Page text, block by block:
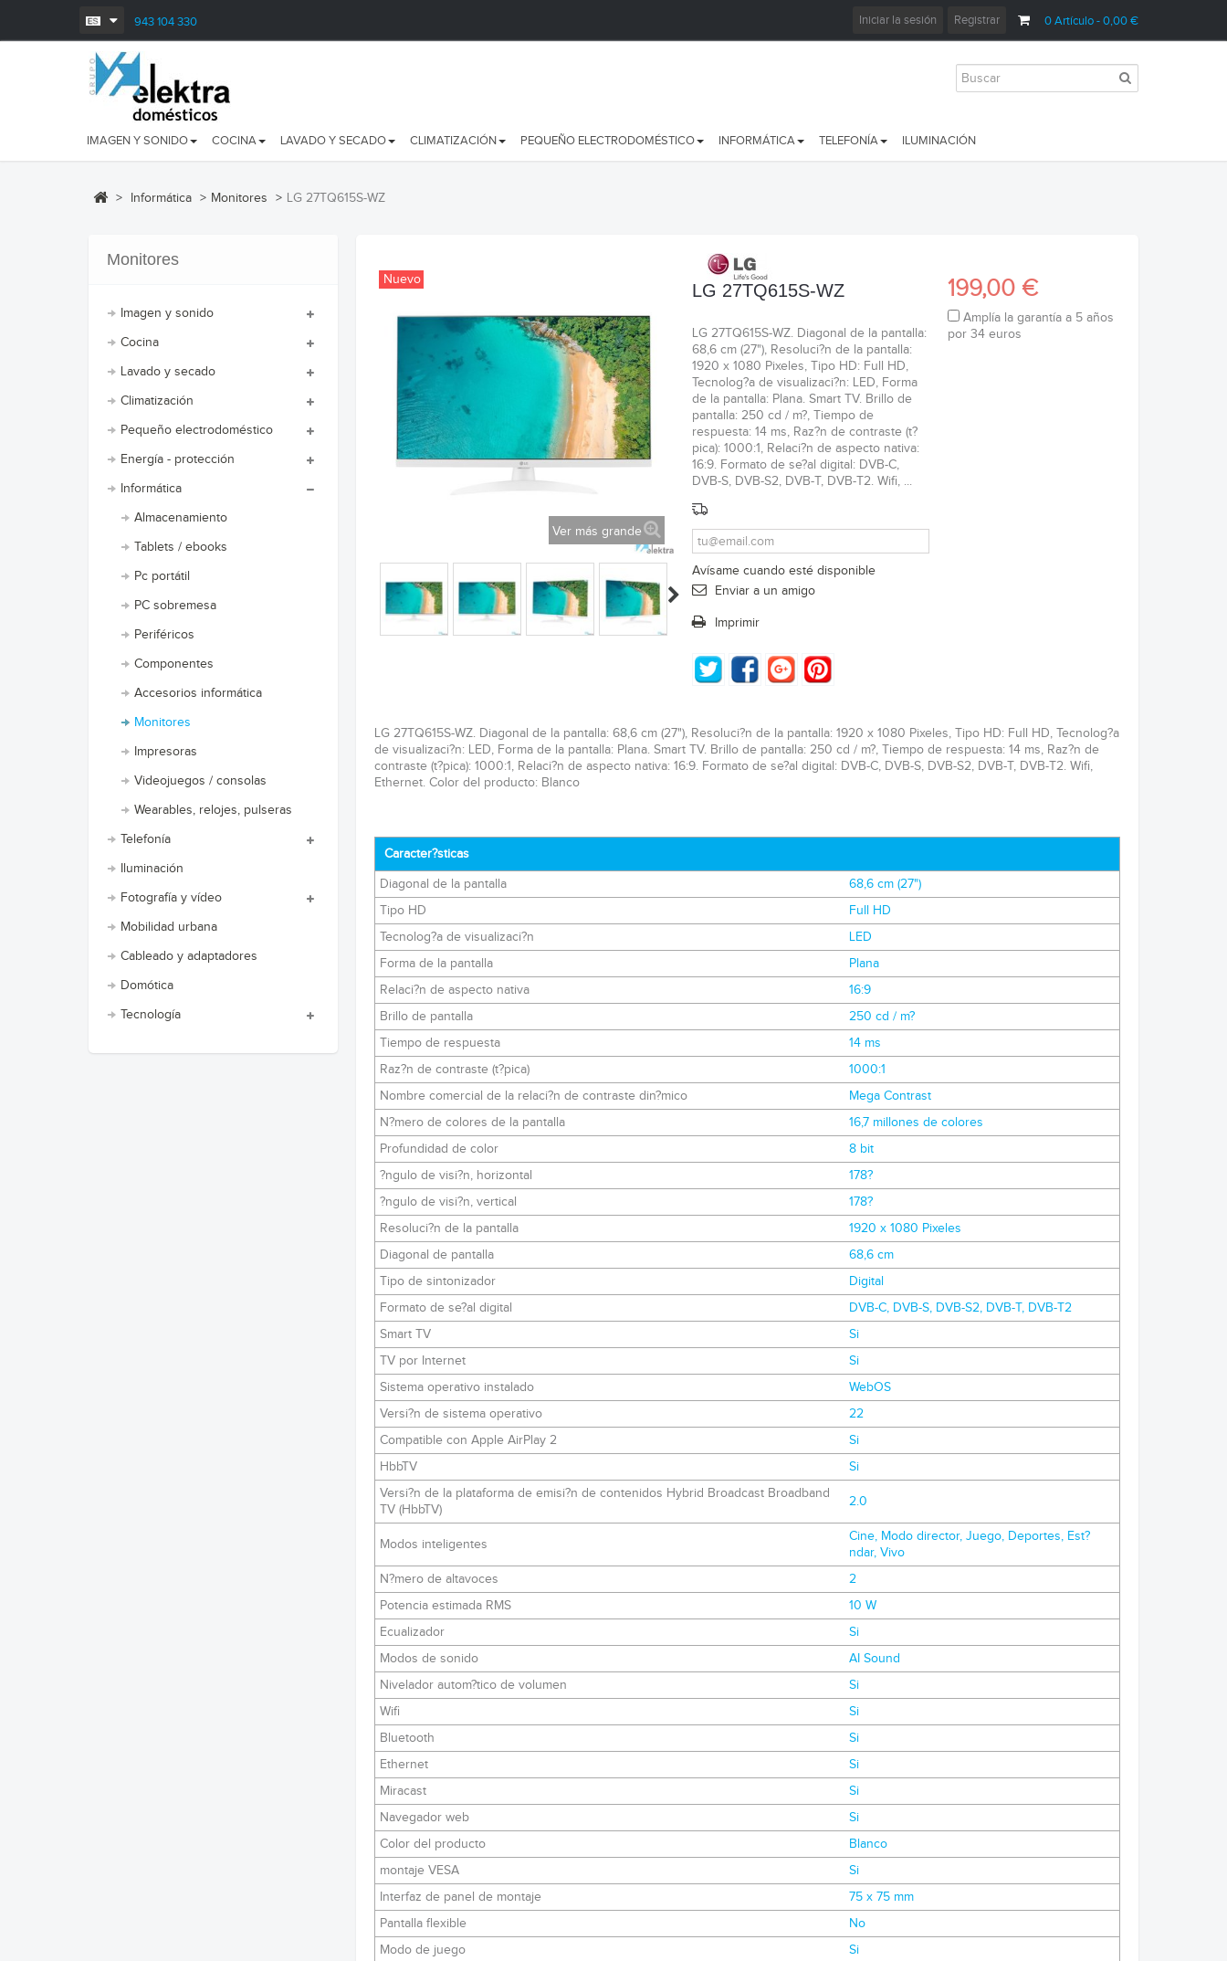
0Artículo- 0,00 €
Iniciar la sesión Registrar
943 104 330
IMAGEN Y SONIDO COCINA LAVADO Y SECADO CLIMATIZACIÓN PEQUEÑO ELECTRODOMÉSTICO INFORMÁTICA TELEFONÍA ILUMINACIÓN
> Informática > Monitores > LG 27TQ615S-WZ
Monitores
Imagen y sonido
Cocina
Lavado y secado
Climatización
Pequeño electrodoméstico
Energía - protección
Informática
Almacenamiento
Tablets / ebooks
Pc portátil
PC sobremesa
Periféricos
Componentes
Accesorios informática
Monitores
Impresoras
Videojuegos / consolas
Wearables, relojes, pulseras
Telefonía
Iluminación
Fotografía y vídeo
Mobilidad urbana
Cableado y adaptadores
Domótica
Tecnología
Nuevo
Ver más grande
LG 27TQ615S-WZ
LG 27TQ615S-WZ. Diagonal de la pantalla:
68,6 cm (27"), Resoluci?n de la pantalla:
1920 x 1080 Pixeles, Tipo HD: Full HD,
Tecnolog?a de visualizaci?n: LED, Forma
de la pantalla: Plana. Smart TV. Brillo de
pantalla: 250 cd / m?, Tiempo de
respuesta: 14 ms, Raz?n de contraste (t?
pica): 1000:1, Relaci?n de aspecto nativa:
16:9. Formato de se?al digital: DVB-C,
DVB-S, DVB-S2, DVB-T, DVB-T2. Wifi, ...
Avísame cuando esté disponible
Enviar a un amigo
Imprimir
199,00 €
Amplía la garantía a 5 años
por 34 euros
LG 27TQ615S-WZ. Diagonal de la pantalla: 68,6 cm (27"), Resoluci?n de la pantalla: 1920 x 1080 Pixeles, Tipo HD: Full HD, Tecnolog?a
de visualizaci?n: LED, Forma de la pantalla: Plana. Smart TV. Brillo de pantalla: 250 cd / m?, Tiempo de respuesta: 14 ms, Raz?n de
contraste (t?pica): 1000:1, Relaci?n de aspecto nativa: 16:9. Formato de se?al digital: DVB-C, DVB-S, DVB-S2, DVB-T, DVB-T2. Wifi,
Ethernet. Color del producto: Blanco
Caracter?sticas
Diagonal de la pantalla
68,6 cm (27")
Tipo HD
Full HD
Tecnolog?a de visualizaci?n
LED
Forma de la pantalla
Plana
Relaci?n de aspecto nativa
16:9
Brillo de pantalla
250 cd / m?
Tiempo de respuesta
14 ms
Raz?n de contraste (t?pica)
1000:1
Nombre comercial de la relaci?n de contraste din?mico
Mega Contrast
N?mero de colores de la pantalla
16,7 millones de colores
Profundidad de color
8 bit
?ngulo de visi?n, horizontal
178?
?ngulo de visi?n, vertical
178?
Resoluci?n de la pantalla
1920 x 1080 Pixeles
Diagonal de pantalla
68,6 cm
Tipo de sintonizador
Digital
Formato de se?al digital
DVB-C, DVB-S, DVB-S2, DVB-T, DVB-T2
Smart TV
Si
TV por Internet
Si
Sistema operativo instalado
WebOS
Versi?n de sistema operativo
22
Compatible con Apple AirPlay 2
Si
HbbTV
Si
Versi?n de la plataforma de emisi?n de contenidos Hybrid Broadcast Broadband
TV (HbbTV)
2.0
Modos inteligentes
Cine, Modo director, Juego, Deportes, Est?
ndar, Vivo
N?mero de altavoces
2
Potencia estimada RMS
10 W
Ecualizador
Si
Modos de sonido
AI Sound
Nivelador autom?tico de volumen
Si
Wifi
Si
Bluetooth
Si
Ethernet
Si
Miracast
Si
Navegador web
Si
Color del producto
Blanco
montaje VESA
Si
Interfaz de panel de montaje
75 x 75 mm
Pantalla flexible
No
Modo de juego
Si